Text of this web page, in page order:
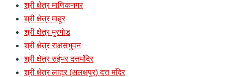
श्री क्षेत्र माणिकनगर
श्री क्षेत्र माहूर
श्री क्षेत्र मुरगोड
श्री क्षेत्र राक्षसभुवन
श्री क्षेत्र रुईभर दत्तमंदिर
श्री क्षेत्र लातूर (अलक्षपुर) दत्त मंदिर